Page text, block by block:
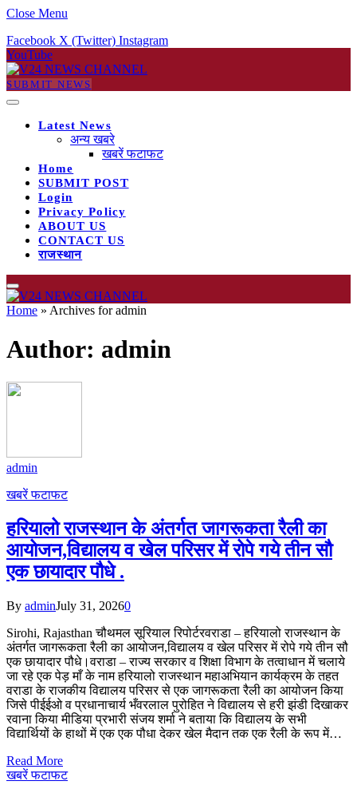
Close Menu
Facebook X (Twitter) Instagram
YouTube
SUBMIT NEWS
Latest News
अन्य खबरे
खबरें फटाफट
Home
SUBMIT POST
Login
Privacy Policy
ABOUT US
CONTACT US
राजस्थान
Home » Archives for admin
Author: admin
admin
खबरें फटाफट
हरियालो राजस्थान के अंतर्गत जागरूकता रैली का
आयोजन,विद्यालय व खेल परिसर में रोपे गये तीन सौ
एक छायादार पौधे .
By adminJuly 31, 20260
Sirohi, Rajasthan चौथमल सूरियाल रिपोर्टरवराडा – हरियालो राजस्थान के
अंतर्गत जागरूकता रैली का आयोजन,विद्यालय व खेल परिसर में रोपे गये तीन सौ
एक छायादार पौधे।वराडा – राज्य सरकार व शिक्षा विभाग के तत्वाधान में चलाये
जा रहे एक पेड़ माँ के नाम हरियालो राजस्थान महाअभियान कार्यक्रम के तहत
वराडा के राजकीय विद्यालय परिसर से एक जागरूकता रैली का आयोजन किया
जिसे पीईईओ व प्रधानाचार्य भँवरलाल पुरोहित ने विद्यालय से हरी झंडी दिखाकर
रवाना किया मीडिया प्रभारी संजय शर्मा ने बताया कि विद्यालय के सभी
विद्यार्थियों के हाथों में एक एक पौधा देकर खेल मैदान तक एक रैली के रूप में…
Read More
खबरें फटाफट